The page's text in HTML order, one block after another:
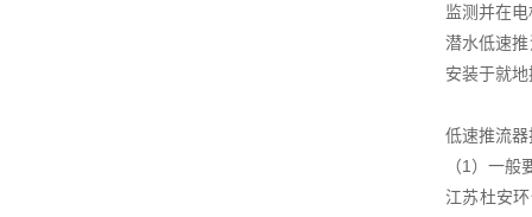
监测并在
潜水低速
安装于就
低速推流
（1）一般
江苏杜安